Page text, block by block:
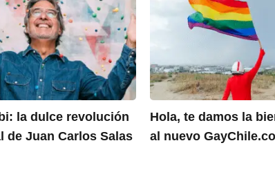
la dulce revolución
de Juan Carlos Salas
Hola, te damos la
al nuevo